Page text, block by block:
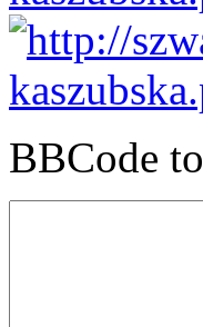
BBCode to